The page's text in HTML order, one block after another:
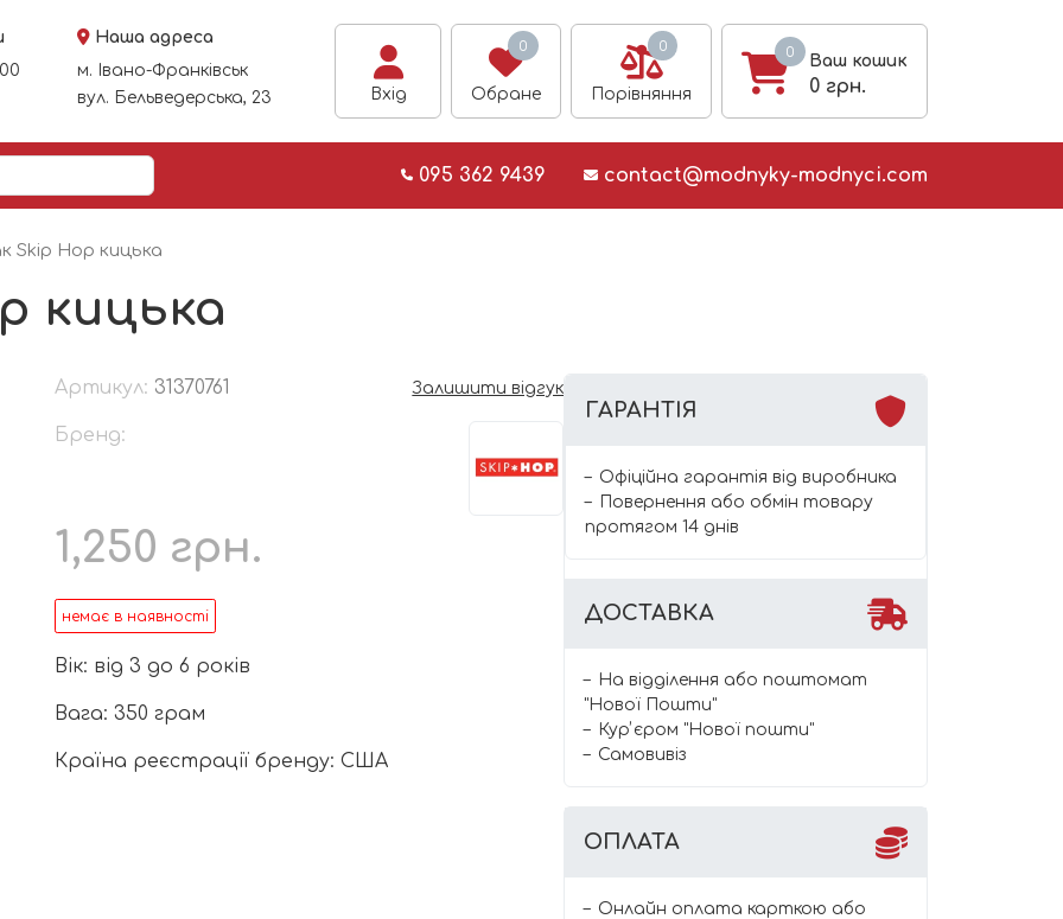
Наша адреса
м. Івано-Франківськ
вул. Бельведерська, 23
Вхід
0
Обране
0
Порівняння
0
Ваш кошик
0 грн.
095 362 9439 contact@modnyky-modnyci.com
Skip Hop кицька
кицька
Артикул: 31370761 Залишити відгук
Бренд:
1,250 грн.
немає в наявності
Вік: від 3 до 6 років
Вага: 350 грам
Країна реєстрації бренду: США
ГАРАНТІЯ
Офіційна гарантія від виробника
Повернення або обмін товару
протягом 14 днів
ДОСТАВКА
На відділення або поштомат
"Нової Пошти"
Курʼєром "Нової пошти"
Самовивіз
ОПЛАТА
Онлайн оплата карткою або